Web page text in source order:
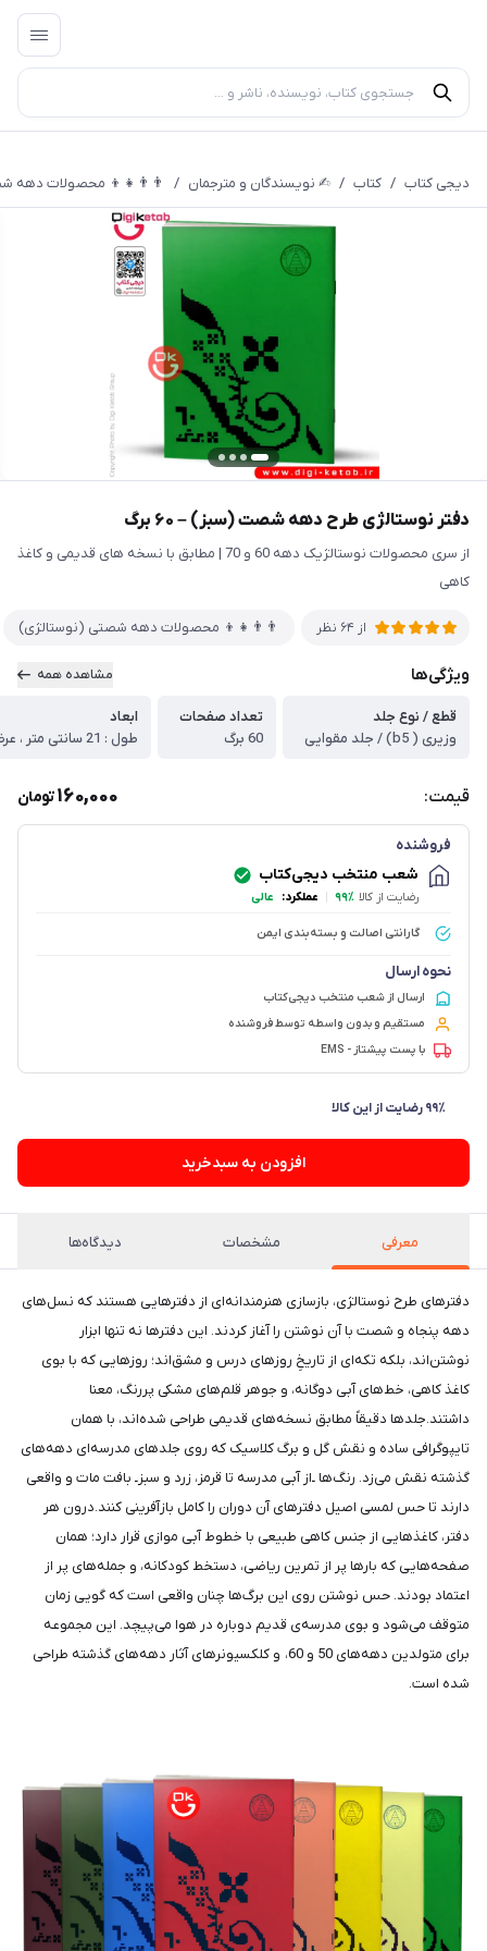
دیجی کتاب / کتاب / ✍︎ نویسندگان و مترجمان / 👨‍👨‍👧‍👦 محصولات دهه
دفتر نوستالژی طرح دهه شصت (سبز) – ۶۰ برگ
از سری محصولات نوستالژیک دهه 60 و 70 | مطابق با نسخه های قدیمی و کاغذ
کاهی
از 64 نظر 👨‍👨‍👧‍👦 محصولات دهه شصتی (نوستالژی)
ویژگی‌ها مشاهده همه
قطع / نوع جلد
وزیری ( b5) / جلد مقوایی
تعداد صفحات
60 برگ
ابعاد
طول : 21 سانتی متر ، عرض: 16 سانتی متر
قیمت: 160,000تومان
فروشنده
شعب منتخب دیجی‌کتاب
رضایت از کالا ۹۹٪ عملکرد: عالی
گارانتی اصالت و بسته‌بندی ایمن
نحوه ارسال
ارسال از شعب منتخب دیجی‌کتاب
مستقیم و بدون واسطه توسط فروشنده
با پست پیشتاز - EMS
افزودن به سبدخرید
معرفی مشخصات دیدگاه‌ها
دفترهای طرح نوستالژی، بازسازی هنرمندانه‌ای از دفترهایی هستند که نسل‌های
دهه پنجاه و شصت با آن نوشتن را آغاز کردند. این دفترها نه تنها ابزار
نوشتن‌اند، بلکه تکه‌ای از تاریخِ روزهای درس و مشق‌اند؛ روزهایی که با بوی
کاغذ کاهی، خط‌های آبی دو‌گانه، و جوهر قلم‌های مشکی پررنگ، معنا
داشتند.جلدها دقیقاً مطابق نسخه‌های قدیمی طراحی شده‌اند، با همان
تایپوگرافی ساده و نقش گل و برگ کلاسیک که روی جلدهای مدرسه‌ای دهه‌های
گذشته نقش می‌زد. رنگ‌ها ـ‌از آبی مدرسه تا قرمز، زرد و سبزـ بافت مات و واقعی
دارند تا حس لمسی اصیل دفترهای آن دوران را کامل بازآفرینی کنند.درون هر
دفتر، کاغذهایی از جنس کاهی طبیعی با خطوط آبی موازی قرار دارد؛ همان
صفحه‌هایی که بارها پر از تمرین ریاضی، دستخط کودکانه، و جمله‌های پر از
اعتماد بودند. حس نوشتن روی این برگ‌ها چنان واقعی است که گویی زمان
متوقف می‌شود و بوی مدرسه‌ی قدیم دوباره در هوا می‌پیچد. این مجموعه
برای متولدین دهه‌های 50 و 60، و کلکسیونرهای آثار دهه‌های گذشته طراحی
شده است.